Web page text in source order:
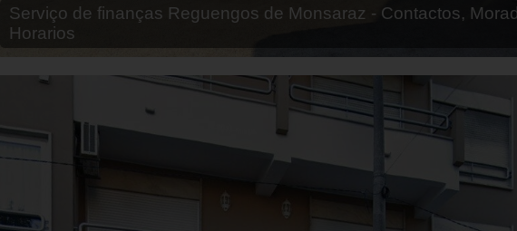
Serviço de finanças Mangualde - Contactos, Morada e Horarios